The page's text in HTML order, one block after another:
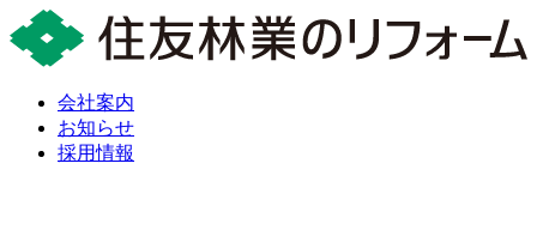
会社案内
お知らせ
採用情報